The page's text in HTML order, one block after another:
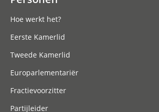
Hoe werkt het?
Eerste Kamerlid
Tweede Kamerlid
Europarlementariër
Fractievoorzitter
Partijleider